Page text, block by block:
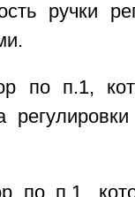
ручки
по п.1,
по п.1,